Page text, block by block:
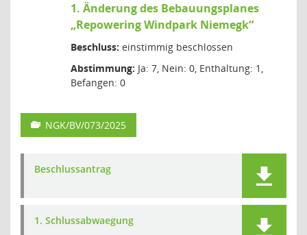
1. Änderung des Bebauungsplanes
„Repowering Windpark Niemegk“
Beschluss: einstimmig beschlossen
Abstimmung: Ja: 7, Nein: 0, Enthaltung: 1,
Befangen: 0
NGK/BV/073/2025
Beschlussantrag
1. Schlussabwaegung